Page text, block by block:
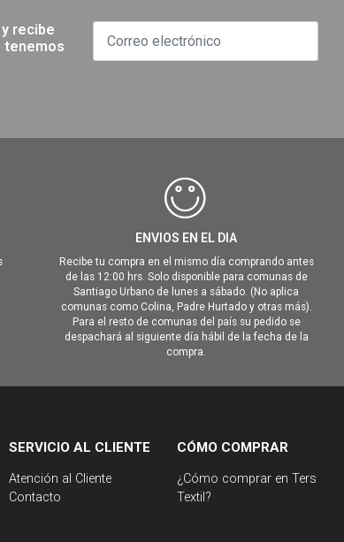
recibe
tenemos
ENVIOS EN EL DIA
Recibe tu compra en el mismo día comprando antes
de las 12:00 hrs. Solo disponible para comunas de
Santiago Urbano de lunes a sábado. (No aplica
comunas como Colina, Padre Hurtado y otras más).
Para el resto de comunas del país su pedido se
despachará al siguiente día hábil de la fecha de la
compra.
SERVICIO AL CLIENTE
Atención al Cliente
Contacto
CÓMO COMPRAR
¿Cómo comprar en Ters
Textil?